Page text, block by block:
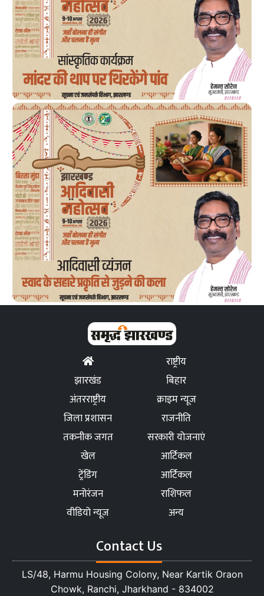
राष्ट्रीय
झारखंड
बिहार
अंतरराष्ट्रीय
क्राइम न्यूज
जिला प्रशासन
राजनीति
तकनीक जगत
सरकारी योजनाएं
खेल
आर्टिकल
ट्रेंडिंग
आर्टिकल
मनोरंजन
राशिफल
वीडियो न्यूज
अन्य
Contact Us
LS/48, Harmu Housing Colony, Near Kartik Oraon
Chowk, Ranchi, Jharkhand - 834002